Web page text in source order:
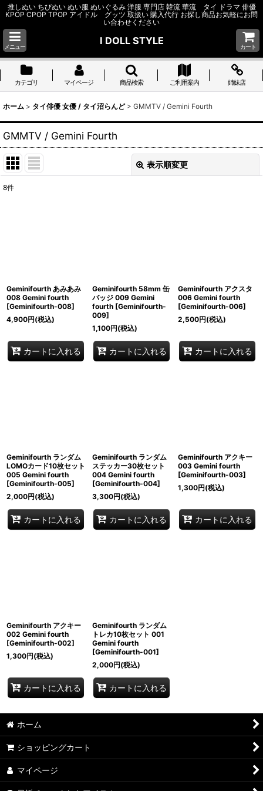
推しぬい ちびぬい ぬい服 ぬいぐるみ 洋服 専門店 韓流 華流 タイ ドラマ 俳優
KPOP CPOP TPOP アイドル グッツ 取扱い 購入代行 お探し商品お気軽にお問
い合わせください
メニュー
I DOLL STYLE
カート
カテゴリ マイページ 商品検索 ご利用案内 姉妹店
ホーム > タイ俳優 女優 / タイ沼らんど > GMMTV / Gemini Fourth
GMMTV / Gemini Fourth
表示順変更
8件
Geminifourth あみあみ
008 Gemini fourth
[Geminifourth-008]
4,900円(税込)
カートに入れる
Geminifourth 58mm 缶
バッジ 009 Gemini
fourth [Geminifourth-
009]
1,100円(税込)
カートに入れる
Geminifourth アクスタ
006 Gemini fourth
[Geminifourth-006]
2,500円(税込)
カートに入れる
Geminifourth ランダム
LOMOカード10枚セット
005 Gemini fourth
[Geminifourth-005]
2,000円(税込)
カートに入れる
Geminifourth ランダム
ステッカー30枚セット
004 Gemini fourth
[Geminifourth-004]
3,300円(税込)
カートに入れる
Geminifourth アクキー
003 Gemini fourth
[Geminifourth-003]
1,300円(税込)
カートに入れる
Geminifourth アクキー
002 Gemini fourth
[Geminifourth-002]
1,300円(税込)
カートに入れる
Geminifourth ランダム
トレカ10枚セット 001
Gemini fourth
[Geminifourth-001]
2,000円(税込)
カートに入れる
ホーム
ショッピングカート
マイページ